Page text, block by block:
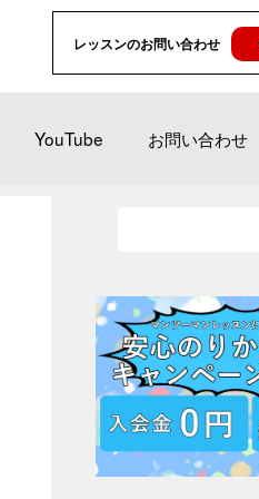
レッスンのお問い合わせ
YouTube お問い合わせ